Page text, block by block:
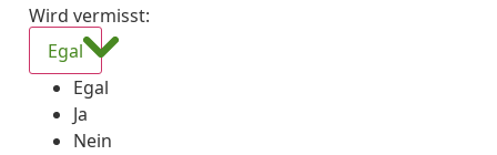
Wird vermisst:
Egal
Egal
Ja
Nein